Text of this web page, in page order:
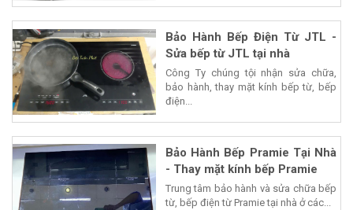
Bảo Hành Bếp Điện Từ JTL -
Sửa bếp từ JTL tại nhà
Công Ty chúng tội nhận sửa chữa,
bảo hành, thay mặt kính bếp từ, bếp
điện...
Bảo Hành Bếp Pramie Tại Nhà
- Thay mặt kính bếp Pramie
Trung tâm bảo hành và sửa chữa bếp
từ, bếp điện từ Pramie tại nhà ở các...